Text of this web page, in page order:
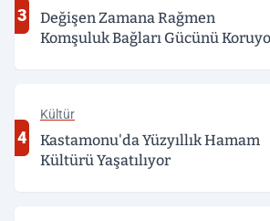
3
Değişen Zamana Rağmen
Komşuluk Bağları Gücünü
4
Kültür
Kastamonu'da Yüzyıllık Hamam
Kültürü Yaşatılıyor